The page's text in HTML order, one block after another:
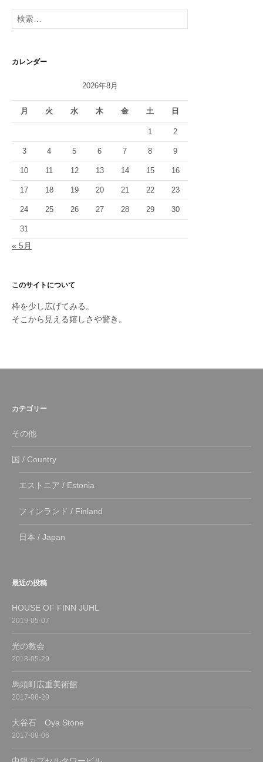
検
索:
カレンダー
2026年8月
月 火 水 木 金 土 日
1 2
3 4 5 6 7 8 9
10 11 12 13 14 15 16
17 18 19 20 21 22 23
24 25 26 27 28 29 30
31
« 5月
このサイトについて
枠を少し広げてみる。
そこから見える嬉しさや驚き。
カテゴリー
その他
国 / Country
エストニア / Estonia
フィンランド / Finland
日本 / Japan
最近の投稿
HOUSE OF FINN JUHL
2019-05-07
光の教会
2018-05-29
馬頭町広重美術館
2017-08-20
大谷石 Oya Stone
2017-08-06